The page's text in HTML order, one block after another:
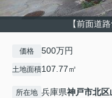
【前面道
価格 500万円
土地面積107.77㎡
所在地 兵庫県神戸市北区